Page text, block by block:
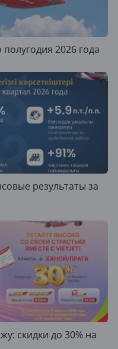
2026 года
результаты за
скидки до 30% на